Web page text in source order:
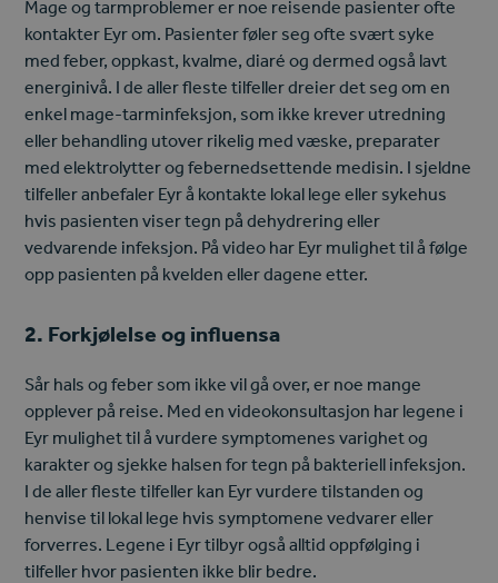
Mage og tarmproblemer er noe reisende pasienter ofte
kontakter Eyr om. Pasienter føler seg ofte svært syke
med feber, oppkast, kvalme, diaré og dermed også lavt
energinivå. I de aller fleste tilfeller dreier det seg om en
enkel mage-tarminfeksjon, som ikke krever utredning
eller behandling utover rikelig med væske, preparater
med elektrolytter og febernedsettende medisin. I sjeldne
tilfeller anbefaler Eyr å kontakte lokal lege eller sykehus
hvis pasienten viser tegn på dehydrering eller
vedvarende infeksjon. På video har Eyr mulighet til å følge
opp pasienten på kvelden eller dagene etter.
2. Forkjølelse og influensa
Sår hals og feber som ikke vil gå over, er noe mange
opplever på reise. Med en videokonsultasjon har legene i
Eyr mulighet til å vurdere symptomenes varighet og
karakter og sjekke halsen for tegn på bakteriell infeksjon.
I de aller fleste tilfeller kan Eyr vurdere tilstanden og
henvise til lokal lege hvis symptomene vedvarer eller
forverres. Legene i Eyr tilbyr også alltid oppfølging i
tilfeller hvor pasienten ikke blir bedre.